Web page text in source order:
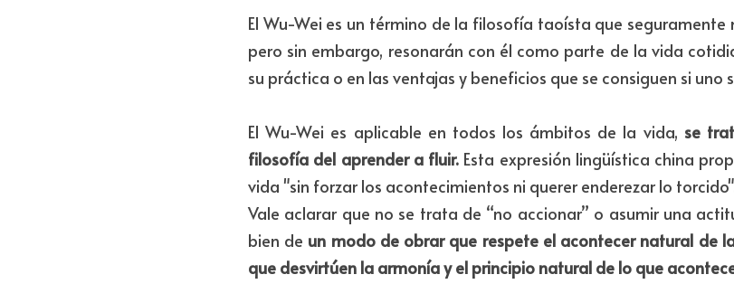
El Wu-Wei es un término de la filosofía taoísta que
pero sin embargo, resonarán con él como parte de la vida
su práctica o en las ventajas y beneficios que se consiguen si uno
El Wu-Wei es aplicable en todos los ámbitos de la vida, se
filosofía del aprender a fluir. Esta expresión lingüística china
vida "sin forzar los acontecimientos ni querer enderezar lo
Vale aclarar que no se trata de “no accionar” o asumir una
bien de un modo de obrar que respete el acontecer natural de
que desvirtúen la armonía y el principio natural de lo que